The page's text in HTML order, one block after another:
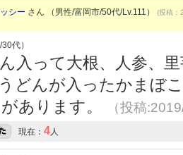
シー さん （男性/富岡市/50代/Lv.111） (投稿
代）
入って大根、人参、
どんが入ったかまぼ
あります。
（投稿
現在： 4 人